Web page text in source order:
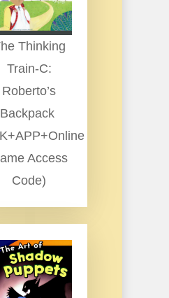
Thinking
Train-C:
Roberto’s
Backpack
Access
Code)